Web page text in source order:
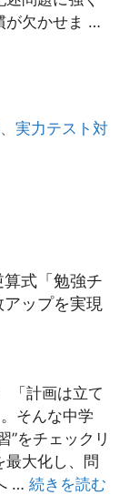
が欠かせま …
、実力テスト対
式「勉強チ
ップを実現
「計画は立て
そんな中学
をチェックリ
最大化し、問
… 続きを読む